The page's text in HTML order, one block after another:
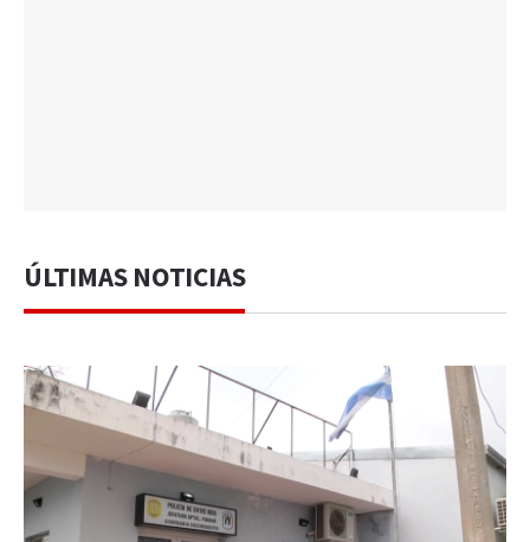
ÚLTIMAS NOTICIAS